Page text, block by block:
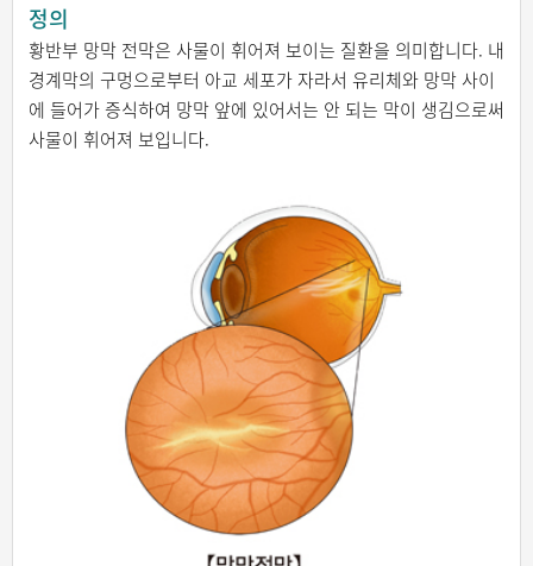
정의
황반부 망막 전막은 사물이 휘어져 보이는 질환을 의미합니다. 내
경계막의 구멍으로부터 아교 세포가 자라서 유리체와 망막 사이
에 들어가 증식하여 망막 앞에 있어서는 안 되는 막이 생김으로써
사물이 휘어져 보입니다.